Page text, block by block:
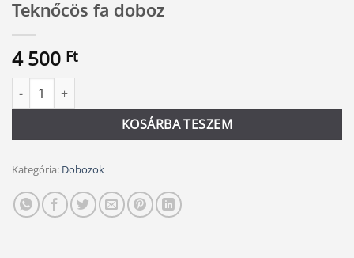
Teknőcös fa doboz
4 500 Ft
Teknőcös fa doboz mennyiség
KOSÁRBA TESZEM
Alternative:
Kategória: Dobozok